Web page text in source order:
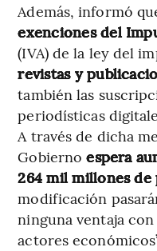
Además, informó
exenciones del
(IVA) de la ley del
revistas y
también las
periodísticas
A través de dicha
Gobiernoespera
264 mil millones de
modificación
ninguna ventaja
actores